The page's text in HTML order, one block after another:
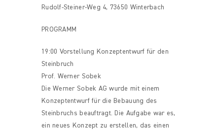
Rudolf-Steiner-Weg 4, 73650 Winterbach
PROGRAMM
19:00 Vorstellung Konzeptentwurf für den
Steinbruch
Prof. Werner Sobek
Die Werner Sobek AG wurde mit einem
Konzeptentwurf für die Bebauung des
Steinbruchs beauftragt. Die Aufgabe war es,
ein neues Konzept zu erstellen, das einen